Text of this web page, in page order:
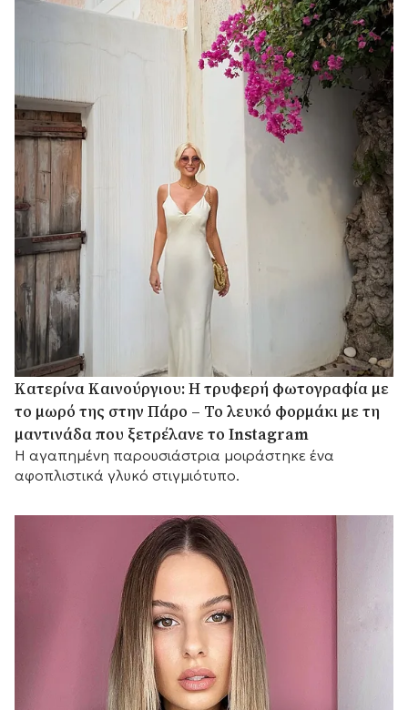
Κατερίνα Καινούργιου: Η τρυφερή φωτογραφία με
το μωρό της στην Πάρο – Το λευκό φορμάκι με τη
μαντινάδα που ξετρέλανε το Instagram
Η αγαπημένη παρουσιάστρια μοιράστηκε ένα
αφοπλιστικά γλυκό στιγμιότυπο.